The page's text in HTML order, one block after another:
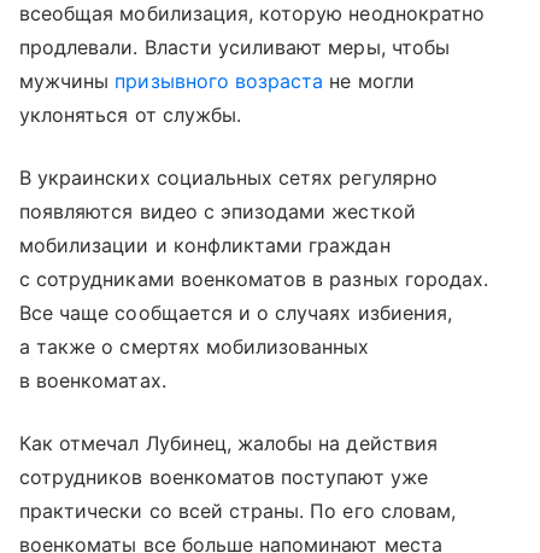
всеобщая мобилизация, которую неоднократно
продлевали. Власти усиливают меры, чтобы
мужчины призывного возраста не могли
уклоняться от службы.
В украинских социальных сетях регулярно
появляются видео с эпизодами жесткой
мобилизации и конфликтами граждан
с сотрудниками военкоматов в разных городах.
Все чаще сообщается и о случаях избиения,
а также о смертях мобилизованных
в военкоматах.
Как отмечал Лубинец, жалобы на действия
сотрудников военкоматов поступают уже
практически со всей страны. По его словам,
военкоматы все больше напоминают места